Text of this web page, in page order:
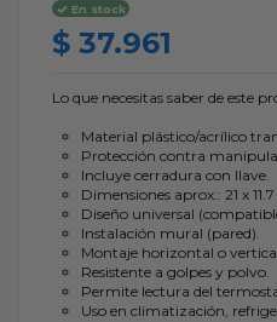
En stock
$ 37.961
Lo que necesitas saber de este
Material plástico/acrílico
Protección contra
Incluye cerradura con llave.
Dimensiones aprox.: 21 x
Diseño universal
Instalación mural (pared).
Montaje horizontal o
Resistente a golpes y polvo.
Permite lectura del
Uso en climatización,